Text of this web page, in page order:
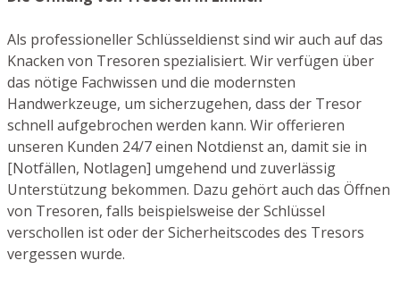
Als professioneller Schlüsseldienst sind wir auch auf das
Knacken von Tresoren spezialisiert. Wir verfügen über
das nötige Fachwissen und die modernsten
Handwerkzeuge, um sicherzugehen, dass der Tresor
schnell aufgebrochen werden kann. Wir offerieren
unseren Kunden 24/7 einen Notdienst an, damit sie in
[Notfällen, Notlagen] umgehend und zuverlässig
Unterstützung bekommen. Dazu gehört auch das Öffnen
von Tresoren, falls beispielsweise der Schlüssel
verschollen ist oder der Sicherheitscodes des Tresors
vergessen wurde.